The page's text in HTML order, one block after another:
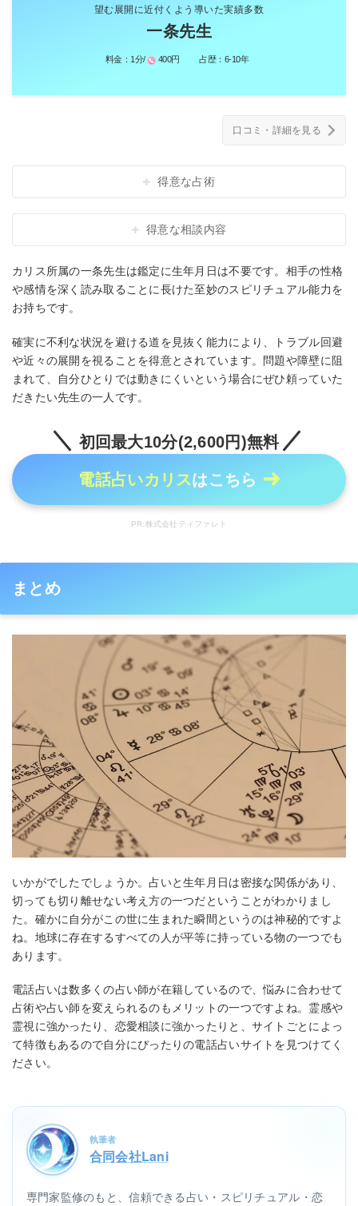
望む展開に近付くよう導いた実績多数
一条先生
料金： 1分/ 400円 占歴： 6-10年
口コミ・詳細を見る
得意な占術
得意な相談内容
カリス所属の一条先生は鑑定に生年月日は不要です。相手の性格
や感情を深く読み取ることに長けた至妙のスピリチュアル能力を
お持ちです。
確実に不利な状況を避ける道を見抜く能力により、トラブル回避
や近々の展開を視ることを得意とされています。問題や障壁に阻
まれて、自分ひとりでは動きにくいという場合にぜひ頼っていた
だきたい先生の一人です。
初回最大10分(2,600円)無料
電話占いカリスはこちら
PR:株式会社ティファレト
まとめ
いかがでしたでしょうか。占いと生年月日は密接な関係があり、
切っても切り離せない考え方の一つだということがわかりまし
た。確かに自分がこの世に生まれた瞬間というのは神秘的ですよ
ね。地球に存在するすべての人が平等に持っている物の一つでも
あります。
電話占いは数多くの占い師が在籍しているので、悩みに合わせて
占術や占い師を変えられるのもメリットの一つですよね。霊感や
霊視に強かったり、恋愛相談に強かったりと、サイトごとによっ
て特徴もあるので自分にぴったりの電話占いサイトを見つけてく
ださい。
執筆者
合同会社Lani
専門家監修のもと、信頼できる占い・スピリチュアル・恋